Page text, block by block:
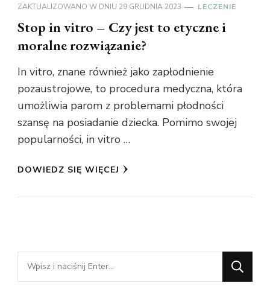
ZAKTUALIZOWANO W DNIU 29 GRUDNIA 2023 LECZENIE
Stop in vitro – Czy jest to etyczne i
moralne rozwiązanie?
In vitro, znane również jako zapłodnienie
pozaustrojowe, to procedura medyczna, która
umożliwia parom z problemami płodności
szansę na posiadanie dziecka. Pomimo swojej
popularności, in vitro …
DOWIEDZ SIĘ WIĘCEJ
Szukasz
czegoś?